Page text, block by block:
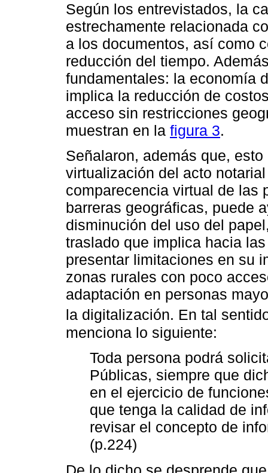
Según los entrevistados, la
estrechamente relacionada
a los documentos, así como
reducción del tiempo.
fundamentales: la economía
implica la reducción de
acceso sin restricciones
muestran en la figura 3.
Señalaron, además que,
virtualización del acto
comparecencia virtual de las
barreras geográficas, puede
disminución del uso del
traslado que implica hacia
presentar limitaciones en su
zonas rurales con poco
adaptación en personas
la digitalización. En tal
menciona lo siguiente:
Toda persona podrá
Públicas, siempre que
en el ejercicio de
que tenga la calidad de
revisar el concepto de
(p.224)